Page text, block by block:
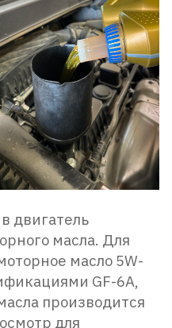
двигатель
масла. Для
масло 5W-
GF-6A,
производится
для